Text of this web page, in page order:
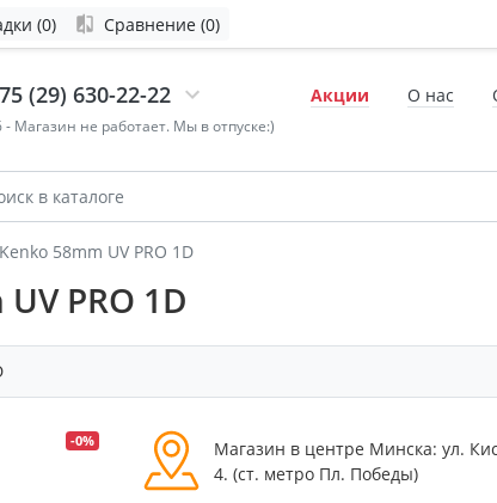
(0) Сравнение (0)
(29) 630-22-22
- Магазин не работает. Мы в отпуске:)
Акции О нас
58mm UV PRO 1D
PRO 1D
-0%
Магазин в центре Минска: ул.
4. (cт. метро Пл. Победы)